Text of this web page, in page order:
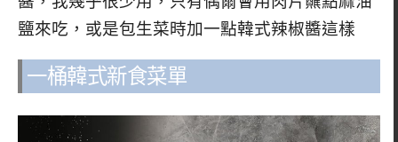
鹽來吃，或是包生菜時加一點韓式辣椒醬這樣
一桶韓式新食菜單